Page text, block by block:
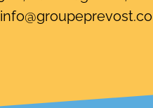
info@groupeprevost.co